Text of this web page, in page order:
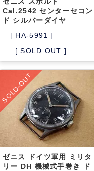
Cal.2542 センターセコン
ド シルバーダイヤ
[ HA-5991 ]
[ SOLD OUT ]
SOLD-OUT
ゼニス ドイツ軍用 ミリタ
リー DH 機械式手巻き ド